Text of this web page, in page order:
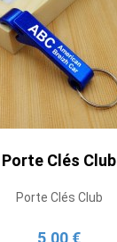
Porte Clés Club
Porte Clés Club
5,00 €